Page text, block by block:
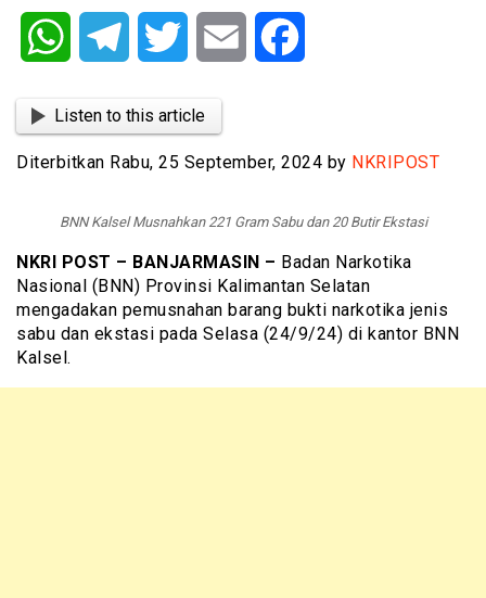
WhatsAppTelegram Twitter Email
Listen to this article
Diterbitkan Rabu, 25 September, 2024 by NKRIPOST
BNN Kalsel Musnahkan 221 Gram Sabu dan 20 Butir Ekstasi
NKRI POST – BANJARMASIN – Badan Narkotika
Nasional (BNN) Provinsi Kalimantan Selatan
mengadakan pemusnahan barang bukti narkotika jenis
sabu dan ekstasi pada Selasa (24/9/24) di kantor BNN
Kalsel.